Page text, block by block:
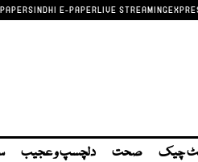
SINDHI E-PAPERLIVE STREAMING
چیک صحت دلچسپ و عجیب